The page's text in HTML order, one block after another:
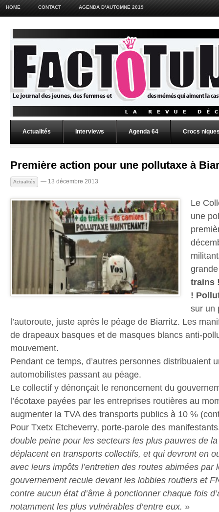
HOME CONTACT AGENDA D’AUTOMNE 2019
Actualités Interviews Agenda 64 Crocs
Première action pour une pollutaxe à
Actualités — 13 décembre 2013
Le
une
trains
!
sur un
l’autoroute, juste après le péage de Biarritz. Les
de drapeaux basques et de masques blancs anti-
mouvement.
Pendant ce temps, d’autres personnes distribuaient
automobilistes passant au péage.
Le collectif y dénonçait le renoncement du
l’écotaxe payées par les entreprises routières au
augmenter la TVA des transports publics à 10 %
Pour Txetx Etcheverry, porte-parole des
double peine pour les secteurs les plus pauvres de
déplacent en transports collectifs, et qui devront en
avec leurs impôts l’entretien des routes abimées par
gouvernement recule devant les lobbies routiers et
contre aucun état d’âme à ponctionner chaque fois
notamment les plus vulnérables d’entre eux. »